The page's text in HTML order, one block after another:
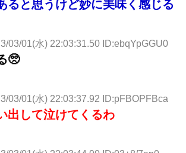
ると思うけど妙に美味く感じる
03/01(水) 22:03:31.50 ID:ebqYpGGU0
🥺
03/01(水) 22:03:37.92 ID:pFBOPFBca
出して泣けてくるわ